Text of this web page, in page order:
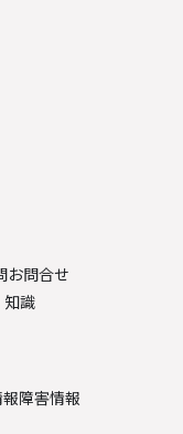
お問合せ
知識
障害情報